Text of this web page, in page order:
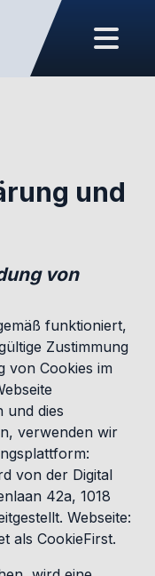
und
von
funktioniert,
Zustimmung
von Cookies im
und dies
verwenden wir
von der Digital
42a, 1018
Webseite:
als CookieFirst.